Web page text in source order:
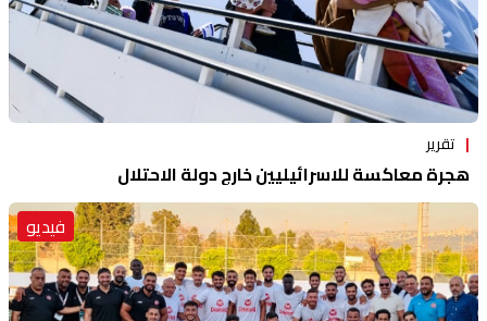
تقرير
هجرة معاكسة للاسرائيليين خارج دولة الاحتلال
فيديو